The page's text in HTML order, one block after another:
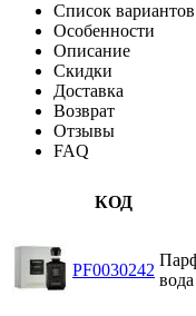
Список вариантов
Особенности
Описание
Скидки
Доставка
Возврат
Отзывы
FAQ
КОД
PF0030242
вода